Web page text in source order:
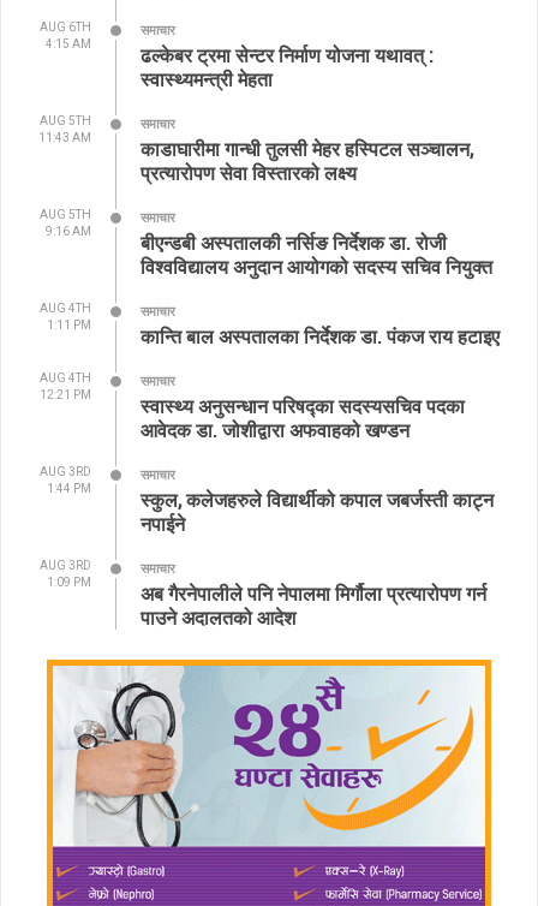
AUG 6TH
4:15 AM
समाचार
ढल्केबर ट्रमा सेन्टर निर्माण योजना यथावत् :
स्वास्थ्यमन्त्री मेहता
AUG 5TH
11:43 AM
समाचार
काडाघारीमा गान्धी तुलसी मेहर हस्पिटल सञ्चालन,
प्रत्यारोपण सेवा विस्तारको लक्ष्य
AUG 5TH
9:16 AM
समाचार
बीएन्डबी अस्पतालकी नर्सिङ निर्देशक डा. रोजी
विश्वविद्यालय अनुदान आयोगको सदस्य सचिव नियुक्त
AUG 4TH
1:11 PM
समाचार
कान्ति बाल अस्पतालका निर्देशक डा. पंकज राय हटाइए
AUG 4TH
12:21 PM
समाचार
स्वास्थ्य अनुसन्धान परिषद्का सदस्यसचिव पदका
आवेदक डा. जोशीद्वारा अफवाहको खण्डन
AUG 3RD
1:44 PM
समाचार
स्कुल, कलेजहरुले विद्यार्थीको कपाल जबर्जस्ती काट्न
नपाईने
AUG 3RD
1:09 PM
समाचार
अब गैरनेपालीले पनि नेपालमा मिर्गौला प्रत्यारोपण गर्न
पाउने अदालतको आदेश